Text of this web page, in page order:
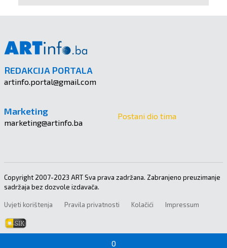
0
REDAKCIJA PORTALA
artinfo.portal@gmail.com
Marketing
marketing@artinfo.ba
Postani dio tima
Copyright 2007-2023 ART Sva prava zadržana. Zabranjeno preuzimanje
sadržaja bez dozvole izdavača.
Uvjeti korištenja Pravila privatnosti Kolačići Impressum